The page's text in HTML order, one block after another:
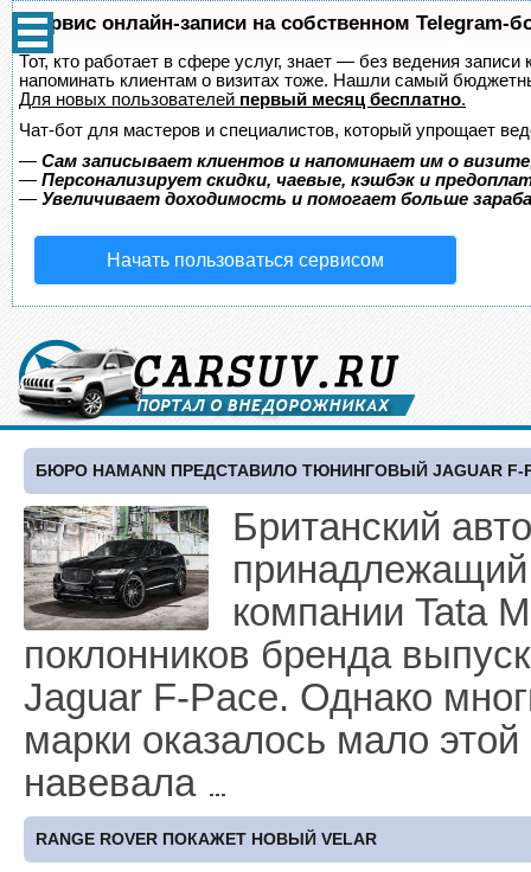
Сервис онлайн-записи на собственном Telegram-
Тот, кто работает в сфере услуг, знает — без ведения
напоминать клиентам о визитах тоже. Нашли самый
Для новых пользователей первый месяц бесплатно.
Чат-бот для мастеров и специалистов, который упрощает
— Сам записывает клиентов и напоминает им о
— Персонализирует скидки, чаевые, кэшбэк и
— Увеличивает доходимость и помогает больше
Начать пользоваться сервисом
БЮРО HAMANN ПРЕДСТАВИЛО ТЮНИНГОВЫЙ JAGUAR F-
Британский
принадлежащий
компании Tata
поклонников бренда
Jaguar F-Pace. Однако
марки оказалось мало
навевала
RANGE ROVER ПОКАЖЕТ НОВЫЙ VELAR